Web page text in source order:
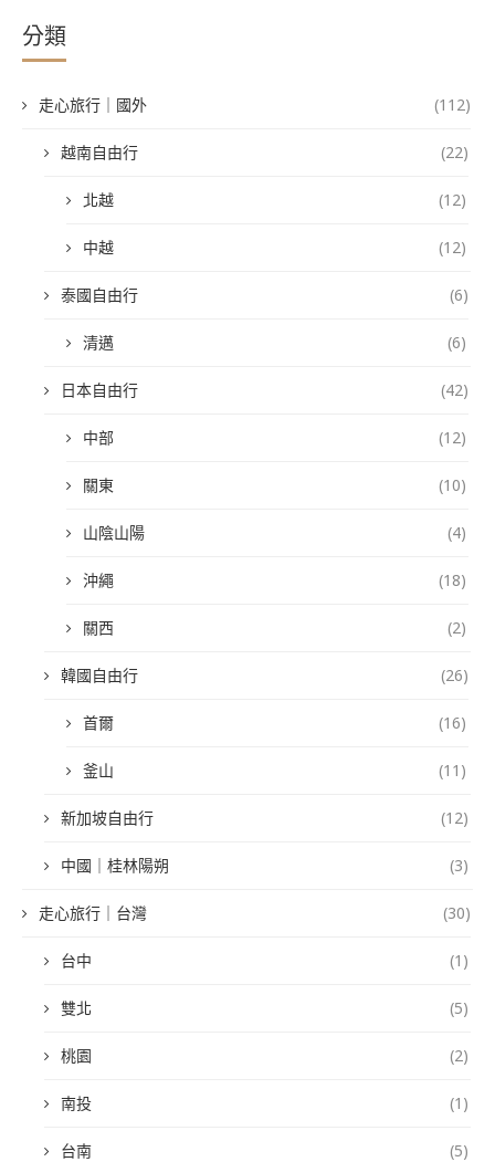
分類
走心旅行｜國外 (112)
越南自由行 (22)
北越 (12)
中越 (12)
泰國自由行 (6)
清邁 (6)
日本自由行 (42)
中部 (12)
關東 (10)
山陰山陽 (4)
沖繩 (18)
關西 (2)
韓國自由行 (26)
首爾 (16)
釜山 (11)
新加坡自由行 (12)
中國｜桂林陽朔 (3)
走心旅行｜台灣 (30)
台中 (1)
雙北 (5)
桃園 (2)
南投 (1)
台南 (5)